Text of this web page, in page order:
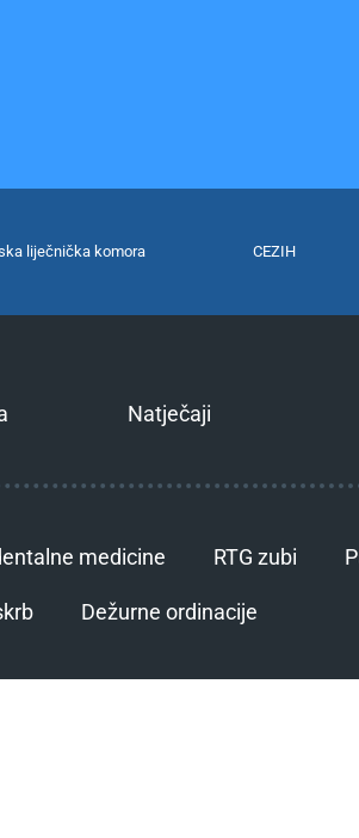
liječnička komora CEZIH
Natječaji
medicine RTG zubi
Dežurne ordinacije